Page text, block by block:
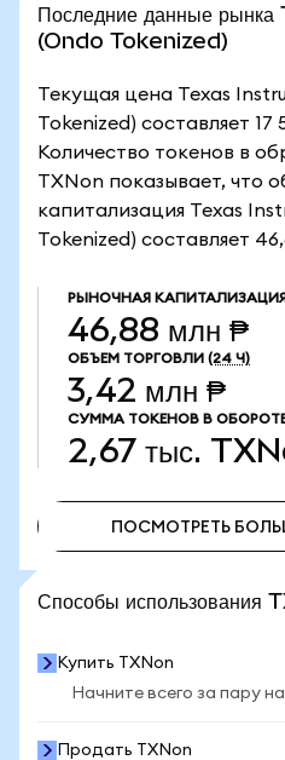
Последние данные
(Ondo Tokenized)
Текущая цена Texas
Tokenized) составляет 17
Количество токенов в
TXNon показывает, что
капитализация Texas
Tokenized) составляет
РЫНОЧНАЯ
46,88 млн ₱
ОБЪЕМ ТОРГОВЛИ (24 Ч)
3,42 млн ₱
СУММА ТОКЕНОВ В
2,67 тыс.
ПОСМОТРЕТЬ
Способы
Купить TXNon
Начните всего за пару
Продать TXNon